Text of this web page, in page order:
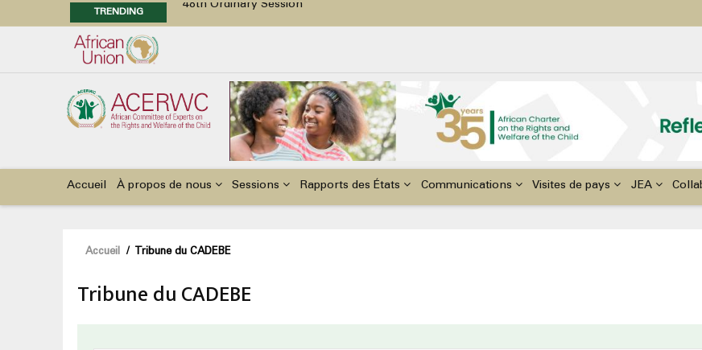
TRENDING
Advocacy Factsheet : Climate Change, El Niño, & Africa’s Children’s Rights to Food & Water
Main
navigation
Accueil À propos de nous Sessions Rapports des États Communications Visites de pays JEA
Fil
d'Ariane
Accueil / Tribune du CADEBE
Tribune du CADEBE